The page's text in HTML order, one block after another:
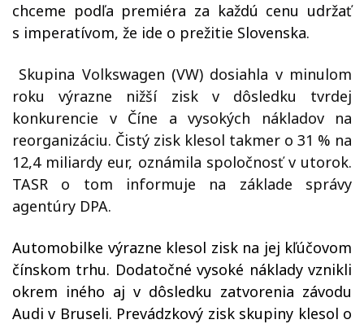
chceme podľa premiéra za každú cenu udržať
s imperatívom, že ide o prežitie Slovenska.
Skupina Volkswagen (VW) dosiahla v minulom
roku výrazne nižší zisk v dôsledku tvrdej
konkurencie v Číne a vysokých nákladov na
reorganizáciu. Čistý zisk klesol takmer o 31 % na
12,4 miliardy eur, oznámila spoločnosť v utorok.
TASR o tom informuje na základe správy
agentúry DPA.
Automobilke výrazne klesol zisk na jej kľúčovom
čínskom trhu. Dodatočné vysoké náklady vznikli
okrem iného aj v dôsledku zatvorenia závodu
Audi v Bruseli. Prevádzkový zisk skupiny klesol o